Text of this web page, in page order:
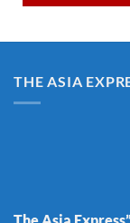
THE ASIA
The Asia